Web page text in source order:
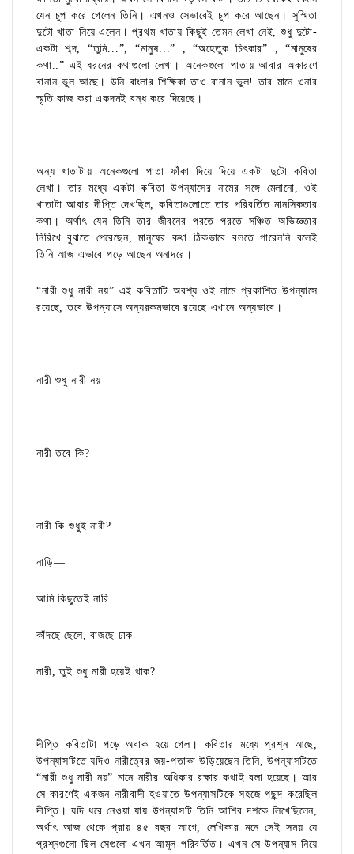
যেন চুপ করে গেলেন তিনি। এখনও সেভাবেই চুপ করে আছেন। সুস্মিতা
দুটো খাতা নিয়ে এলেন। প্রথম খাতায় কিছুই তেমন লেখা নেই, শুধু দুটো-
একটা শব্দ, “তুমি...”, “মানুষ...” , “অহেতুক চিৎকার” , “মানুষের
কথা..” এই ধরনের কথাগুলো লেখা। অনেকগুলো পাতায় আবার অকারণে
বানান ভুল আছে। উনি বাংলার শিক্ষিকা তাও বানান ভুল! তার মানে ওনার
স্মৃতি কাজ করা একদমই বন্ধ করে দিয়েছে।
অন্য খাতাটায় অনেকগুলো পাতা ফাঁকা দিয়ে দিয়ে একটা দুটো কবিতা
লেখা। তার মধ্যে একটা কবিতা উপন্যাসের নামের সঙ্গে মেলানো, ওই
খাতাটা আবার দীপ্তি দেখছিল, কবিতাগুলোতে তার পরিবর্তিত মানসিকতার
কথা। অর্থাৎ যেন তিনি তার জীবনের পরতে পরতে সঞ্চিত অভিজ্ঞতার
নিরিখে বুঝতে পেরেছেন, মানুষের কথা ঠিকভাবে বলতে পারেননি বলেই
তিনি আজ এভাবে পড়ে আছেন অনাদরে।
“নারী শুধু নারী নয়” এই কবিতাটি অবশ্য ওই নামে প্রকাশিত উপন্যাসে
রয়েছে, তবে উপন্যাসে অন্যরকমভাবে রয়েছে এখানে অন্যভাবে।
নারী শুধু নারী নয়
নারী তবে কি?
নারী কি শুধুই নারী?
নাড়ি—
আমি কিছুতেই নারি
কাঁদছে ছেলে, বাজছে ঢাক—
নারী, তুই শুধু নারী হয়েই থাক?
দীপ্তি কবিতাটা পড়ে অবাক হয়ে গেল। কবিতার মধ্যে প্রশ্ন আছে,
উপন্যাসটিতে যদিও নারীত্বের জয়-পতাকা উড়িয়েছেন তিনি, উপন্যাসটিতে
“নারী শুধু নারী নয়” মানে নারীর অধিকার রক্ষার কথাই বলা হয়েছে। আর
সে কারণেই একজন নারীবাদী হওয়াতে উপন্যাসটিকে সহজে পছন্দ করেছিল
দীপ্তি। যদি ধরে নেওয়া যায় উপন্যাসটি তিনি আশির দশকে লিখেছিলেন,
অর্থাৎ আজ থেকে প্রায় ৪৫ বছর আগে, লেখিকার মনে সেই সময় যে
প্রশ্নগুলো ছিল সেগুলো এখন আমূল পরিবর্তিত। এখন সে উপন্যাস নিয়ে